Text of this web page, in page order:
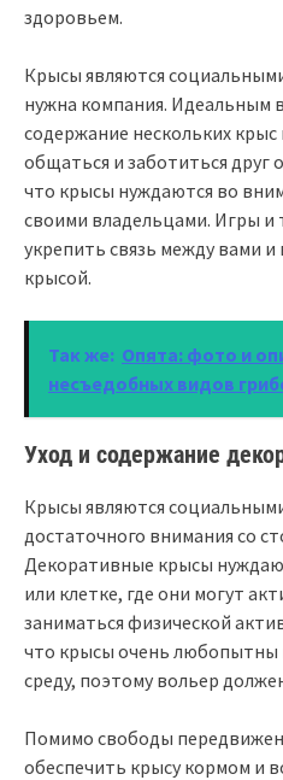
здоровьем.
Крысы являются
нужна компания. Идеальным
содержание нескольких
общаться и заботиться друг
что крысы нуждаются во
своими владельцами. Игры и
укрепить связь между вами
крысой.
Так же: Опята: фото и
несъедобных видов
Уход и содержание
Крысы являются
достаточного внимания со
Декоративные крысы
или клетке, где они могут
заниматься физической
что крысы очень
среду, поэтому вольер
Помимо свободы
обеспечить крысу кормом и